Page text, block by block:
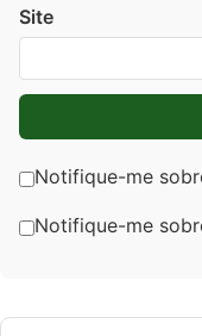
Site
Notifique-me
Notifique-me